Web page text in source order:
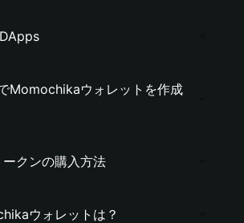
Momochikaウォレットを作成
クンの購入方法
ウォレットは？